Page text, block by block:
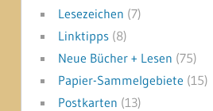
Lesezeichen (7)
Linktipps(8)
Neue Bücher + Lesen (75)
Papier-Sammelgebiete (15)
Postkarten (13)